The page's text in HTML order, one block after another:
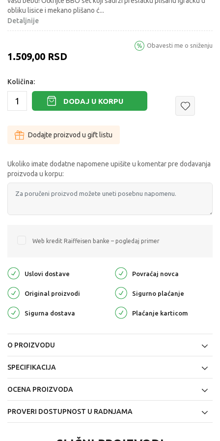
obliku lisice i mekano plišano ć...
Detaljnije
1.509,00 RSD
Obavesti me o sniženju
Količina:
DODAJ U KORPU
Dodajte proizvod u gift listu
Ukoliko imate dodatne napomene upišite u komentar pre dodavanja
proizvoda u korpu:
Web kredit Raiffeisen banke – pogledaj primer
Uslovi dostave Povraćaj novca
Original proizvodi Sigurno plaćanje
Sigurna dostava Plaćanje karticom
O PROIZVODU
SPECIFIKACIJA
OCENA PROIZVODA
PROVERI DOSTUPNOST U RADNJAMA